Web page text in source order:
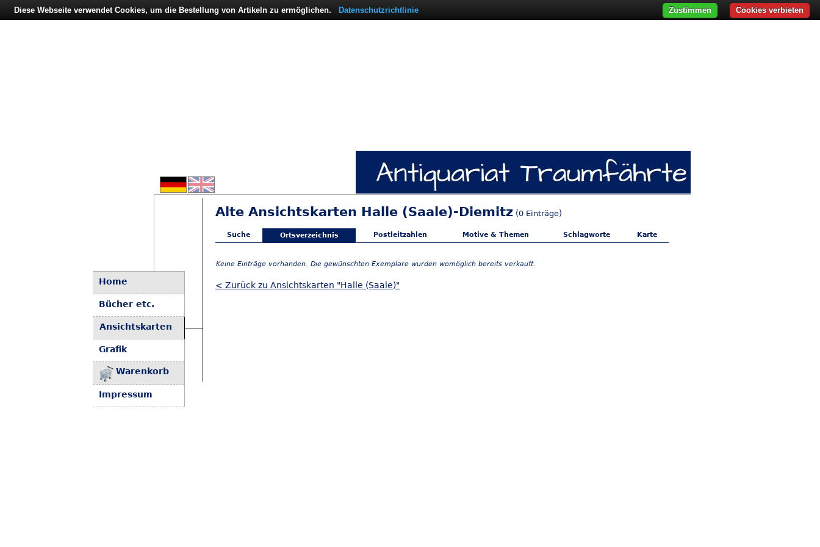
Home
Bücher etc.
Ansichtskarten
Grafik
Warenkorb
Impressum
Alte Ansichtskarten Halle (Saale)-Diemitz (0 Einträge)
Suche Ortsverzeichnis Postleitzahlen Motive & Themen Schlagworte Karte
Keine Einträge vorhanden. Die gewünschten Exemplare wurden womöglich bereits verkauft.
< Zurück zu Ansichtskarten "Halle (Saale)"
Diese Webseite verwendet Cookies, um die Bestellung von Artikeln zu ermöglichen. Datenschutzrichtlinie Cookies verbieten
Zustimmen